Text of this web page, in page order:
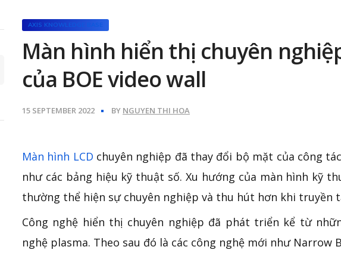
AXIS KNOWLEDGE BASE
Màn hình hiển thị chuyên
của BOE video wall
15 SEPTEMBER 2022 BY NGUYEN THI HOA
Màn hình LCD chuyên nghiệp đã thay đổi bộ mặt của công
như các bảng hiệu kỹ thuật số. Xu hướng của màn hình kỹ
thường thể hiện sự chuyên nghiệp và thu hút hơn khi truyền
Công nghệ hiển thị chuyên nghiệp đã phát triển kể từ
nghệ plasma. Theo sau đó là các công nghệ mới như Narrow